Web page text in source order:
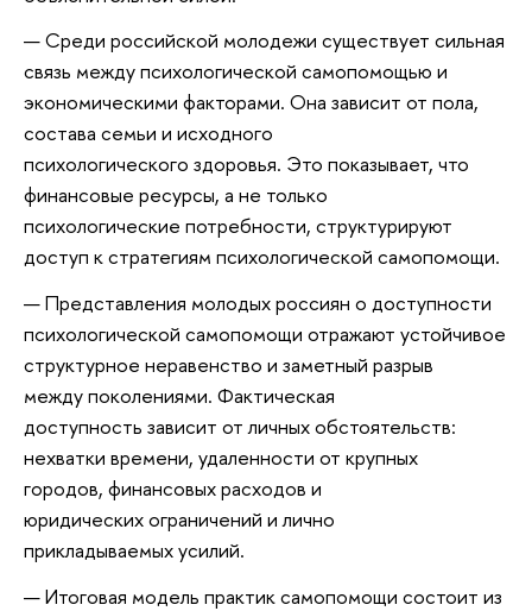
Среди российской молодежи существует сильная
связь между психологической самопомощью и
экономическими факторами. Она зависит от пола,
состава семьи и исходного
психологического здоровья. Это показывает, что
финансовые ресурсы, а не только
психологические потребности, структурируют
доступ к стратегиям психологической самопомощи.
Представления молодых россиян о доступности
психологической самопомощи отражают устойчивое
структурное неравенство и заметный разрыв
между поколениями. Фактическая
доступность зависит от личных обстоятельств:
нехватки времени, удаленности от крупных
городов, финансовых расходов и
юридических ограничений и лично
прикладываемых усилий.
Итоговая модель практик самопомощи состоит из